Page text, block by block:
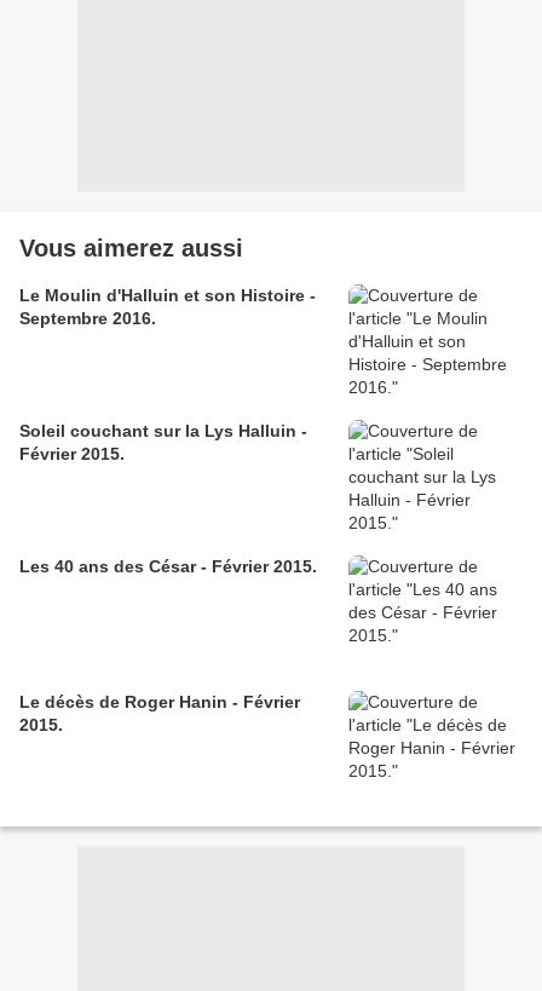
Vous aimerez aussi
Le Moulin d'Halluin et son Histoire -
Septembre 2016.
Soleil couchant sur la Lys Halluin -
Février 2015.
Les 40 ans des César - Février 2015.
Le décès de Roger Hanin - Février
2015.